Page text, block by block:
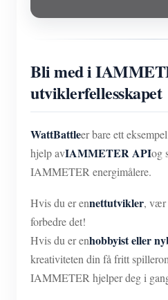
Bli med i
utviklerfellesskapet
WattBattleer bare ett
hjelp avIAMMETER APIog
IAMMETER energimålere.
Hvis du er ennettutvikler, vær
forbedre det!
Hvis du er enhobbyist eller
kreativiteten din få fritt
IAMMETER hjelper deg i